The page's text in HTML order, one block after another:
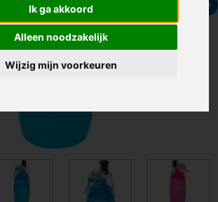
Ik ga akkoord
Alleen noodzakelijk
Wijzig mijn voorkeuren